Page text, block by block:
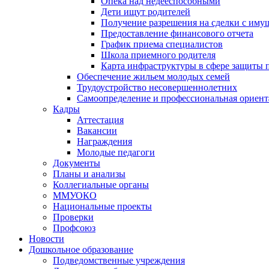
Дети ищут родителей
Получение разрешения на сделки с
Предоставление финансового отчета
График приема специалистов
Школа приемного родителя
Карта инфраструктуры в сфере защиты
Обеспечение жильем молодых семей
Трудоустройство несовершеннолетних
Самоопределение и профессиональная
Кадры
Аттестация
Вакансии
Награждения
Молодые педагоги
Документы
Планы и анализы
Коллегиальные органы
ММУОКО
Национальные проекты
Проверки
Профсоюз
Новости
Дошкольное образование
Подведомственные учреждения